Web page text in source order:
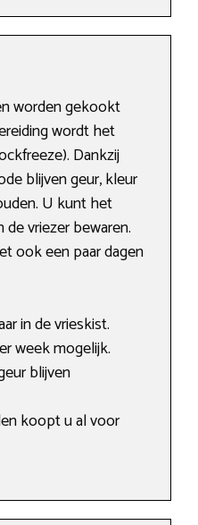
worden gekookt
wordt het
Dankzij
blijven geur, kleur
U kunt het
vriezer bewaren.
ook een paar dagen
in de vrieskist.
week mogelijk.
blijven
koopt u al voor